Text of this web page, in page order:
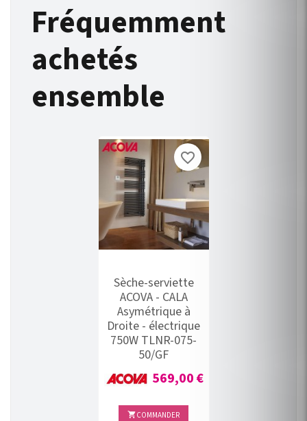
Fréquemment
achetés
ensemble
Sèche-serviette
ACOVA - CALA
Asymétrique à
Droite - électrique
750W TLNR-075-
50/GF
Prix
569,00 €
COMMANDER
favorite_border